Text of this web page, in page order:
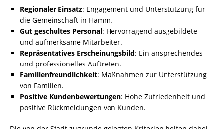
Regionaler Einsatz: Engagement und Unterstützung für
die Gemeinschaft in Hamm.
Gut geschultes Personal: Hervorragend ausgebildete
und aufmerksame Mitarbeiter.
Repräsentatives Erscheinungsbild: Ein ansprechendes
und professionelles Auftreten.
Familienfreundlichkeit: Maßnahmen zur Unterstützung
von Familien.
Positive Kundenbewertungen: Hohe Zufriedenheit und
positive Rückmeldungen von Kunden.